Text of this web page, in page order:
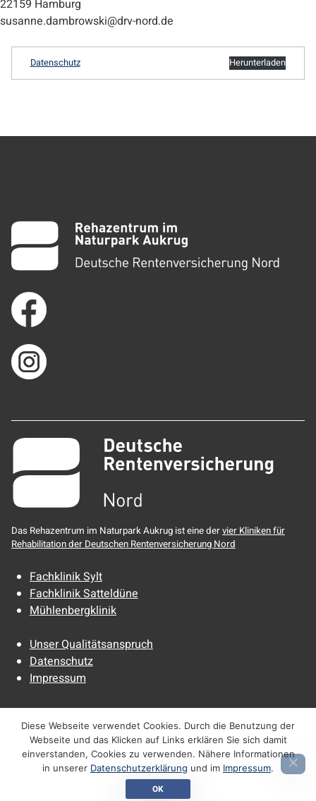
22159 Hamburg
susanne.dambrowski@drv-nord.de
Datenschutz Herunterladen
Zurück zur Hauptnavigation springen
Das Rehazentrum im Naturpark Aukrug ist eine dervier Kliniken für
Rehabilitation der Deutschen Rentenversicherung Nord
Fachklinik Sylt
Fachklinik Satteldüne
Mühlenbergklinik
Unser Qualitätsanspruch
Datenschutz
Impressum
Zurück zum Seitenanfang
Diese Webseite verwendet Cookies. Durch die Benutzung der
Webseite und das Klicken auf Links erklären Sie sich damit
einverstanden, Cookies zu verwenden. Nähere Informationen
in unserer Datenschutzerklärung und im Impressum.
OK